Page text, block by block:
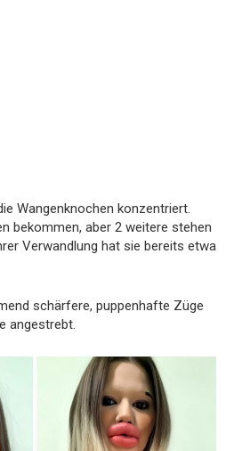
Wangenknochen konzentriert.
bekommen, aber 2 weitere stehen
Verwandlung hat sie bereits etwa
schärfere, puppenhafte Züge
angestrebt.